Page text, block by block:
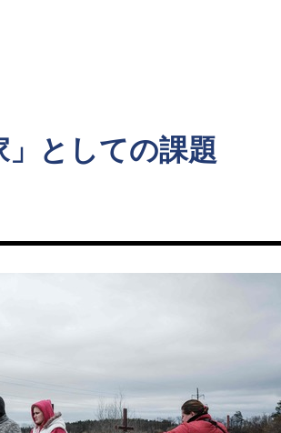
としての課題